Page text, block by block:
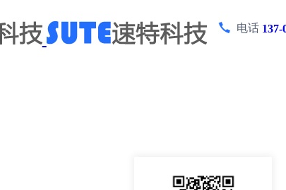
电话 137-